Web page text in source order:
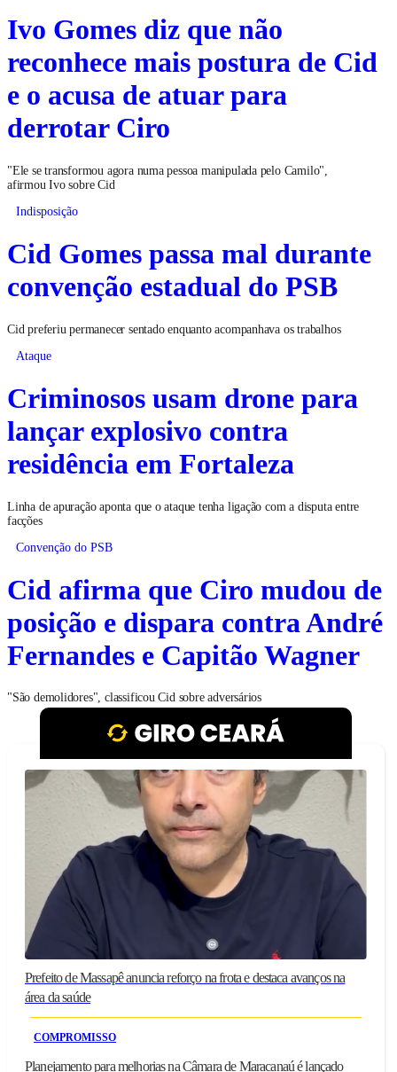
Ivo Gomes diz que não
reconhece mais postura de Cid
e o acusa de atuar para
derrotar Ciro
"Ele se transformou agora numa pessoa manipulada pelo Camilo",
afirmou Ivo sobre Cid
Indisposição
Cid Gomes passa mal durante
convenção estadual do PSB
Cid preferiu permanecer sentado enquanto acompanhava os trabalhos
Ataque
Criminosos usam drone para
lançar explosivo contra
residência em Fortaleza
Linha de apuração aponta que o ataque tenha ligação com a disputa entre
facções
Convenção do PSB
Cid afirma que Ciro mudou de
posição e dispara contra André
Fernandes e Capitão Wagner
"São demolidores", classificou Cid sobre adversários
Prefeito de Massapê anuncia reforço na frota e destaca avanços na
área da saúde
COMPROMISSO
Planejamento para melhorias na Câmara de Maracanaú é lançado